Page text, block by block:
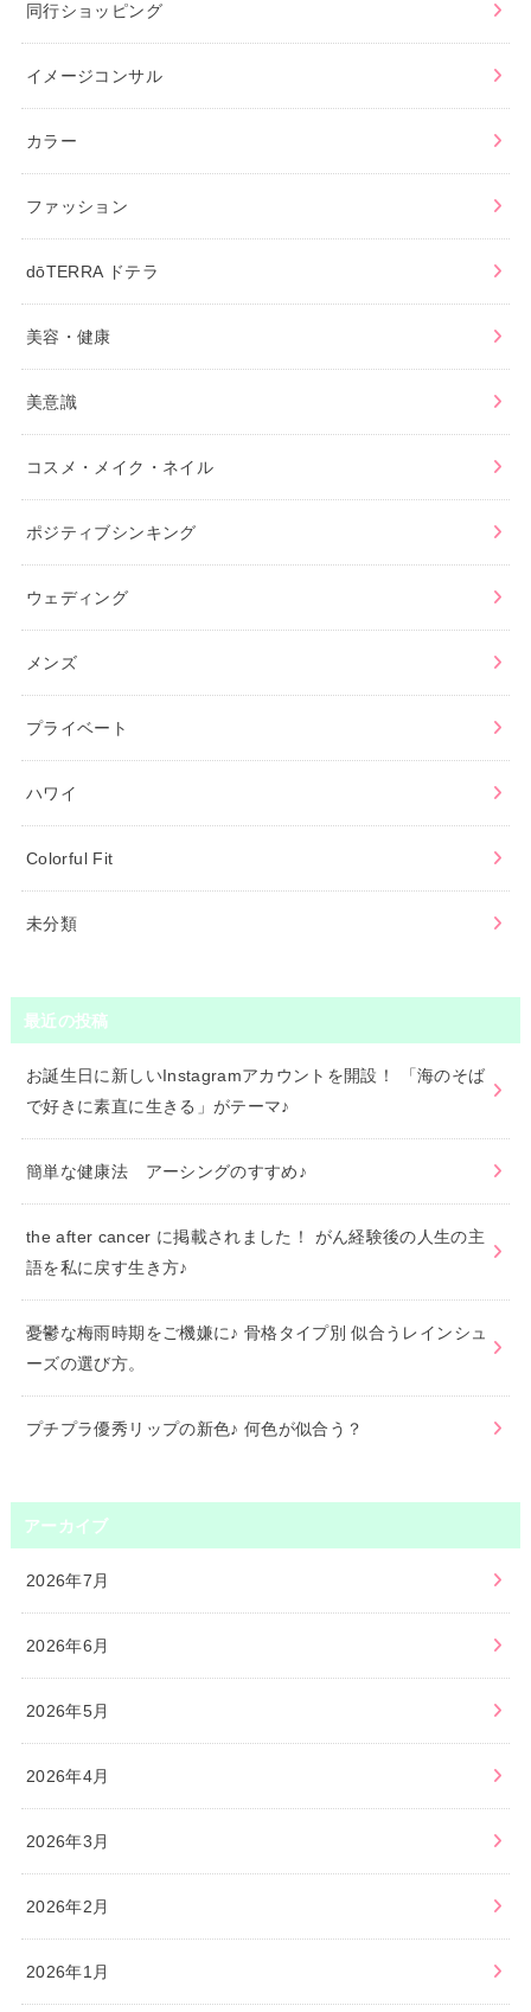
同行ショッピング
イメージコンサル
カラー
ファッション
dōTERRA ドテラ
美容・健康
美意識
コスメ・メイク・ネイル
ポジティブシンキング
ウェディング
メンズ
プライベート
ハワイ
Colorful Fit
未分類
最近の投稿
お誕生日に新しいInstagramアカウントを開設！ 「海のそば
で好きに素直に生きる」がテーマ♪
簡単な健康法 アーシングのすすめ♪
the after cancer に掲載されました！ がん経験後の人生の主
語を私に戻す生き方♪
憂鬱な梅雨時期をご機嫌に♪ 骨格タイプ別 似合うレインシュ
ーズの選び方。
プチプラ優秀リップの新色♪ 何色が似合う？
アーカイブ
2026年7月
2026年6月
2026年5月
2026年4月
2026年3月
2026年2月
2026年1月